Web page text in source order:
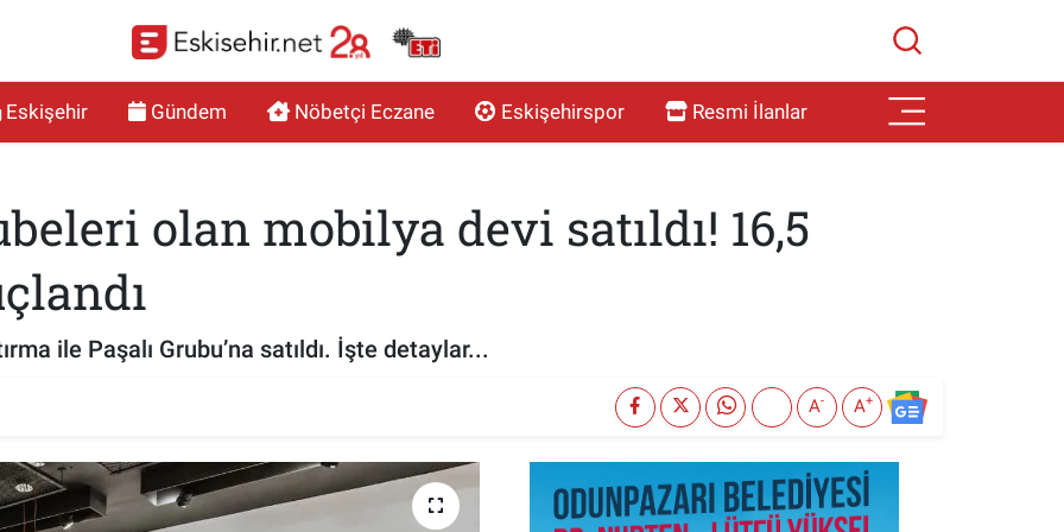
Eskişehir Gündem Nöbetçi Eczane Eskişehirspor Resmi İlanlar
olan mobilya devi satıldı! 16,5
ile Paşalı Grubu’na satıldı. İşte detaylar...
A- A+